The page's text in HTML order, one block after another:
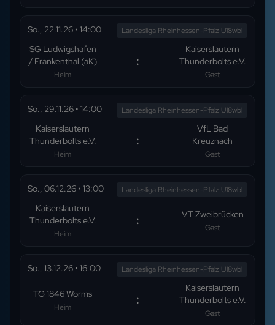
So., 22.11.26 • 14:00 Landesliga Rheinhessen-Pfalz U18wbl
SG Ludwigshafen
/ Frankenthal (aK)
Heim
:
Kaiserslautern
Thunderbolts e.V.
Gast
So., 29.11.26 • 14:00 Landesliga Rheinhessen-Pfalz U18wbl
Kaiserslautern
Thunderbolts e.V.
Heim
:
VfL Bad
Kreuznach
Gast
So., 06.12.26 • 13:00 Landesliga Rheinhessen-Pfalz U18wbl
Kaiserslautern
Thunderbolts e.V.
Heim
: VT Zweibrücken
Gast
So., 13.12.26 • 16:00 Landesliga Rheinhessen-Pfalz U18wbl
TG 1846 Worms
Heim
:
Kaiserslautern
Thunderbolts e.V.
Gast